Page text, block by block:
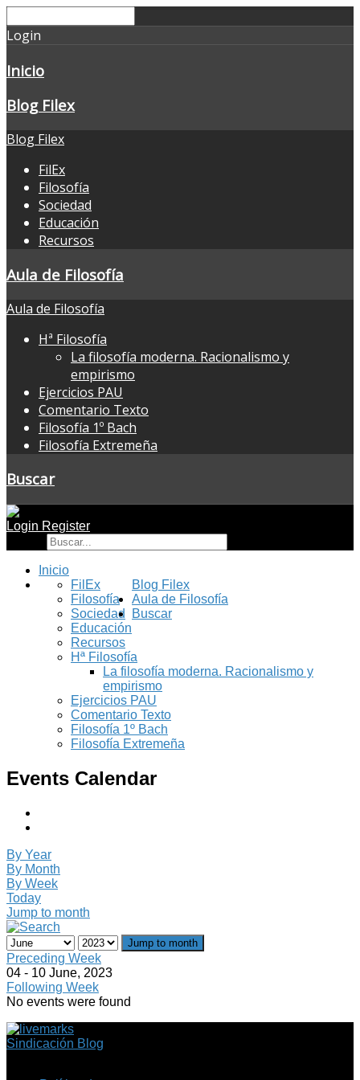
Login
Inicio
Blog Filex
Blog Filex
FilEx
Filosofía
Sociedad
Educación
Recursos
Aula de Filosofía
Aula de Filosofía
Hª Filosofía
La filosofía moderna. Racionalismo y
empirismo
Ejercicios PAU
Comentario Texto
Filosofía 1º Bach
Filosofía Extremeña
Buscar
Login Register
Inicio
Blog Filex
FilEx
Filosofía
Sociedad
Educación
Recursos
Aula de Filosofía
Hª Filosofía
La filosofía moderna. Racionalismo y
empirismo
Ejercicios PAU
Comentario Texto
Filosofía 1º Bach
Filosofía Extremeña
Buscar
Events Calendar
By Year
By Month
By Week
Today
Jump to month
Jump to month
Preceding Week
04 - 10 June, 2023
Following Week
No events were found
Sindicación Blog